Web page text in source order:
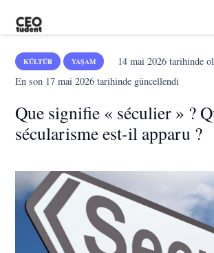
KÜLTÜR YAŞAM 14 mai 2026tarihinde
En son 17 mai 2026 tarihinde güncellendi
Que signifie « séculier » ?
sécularisme est-il apparu ?